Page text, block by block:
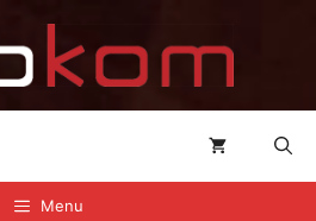
Menu